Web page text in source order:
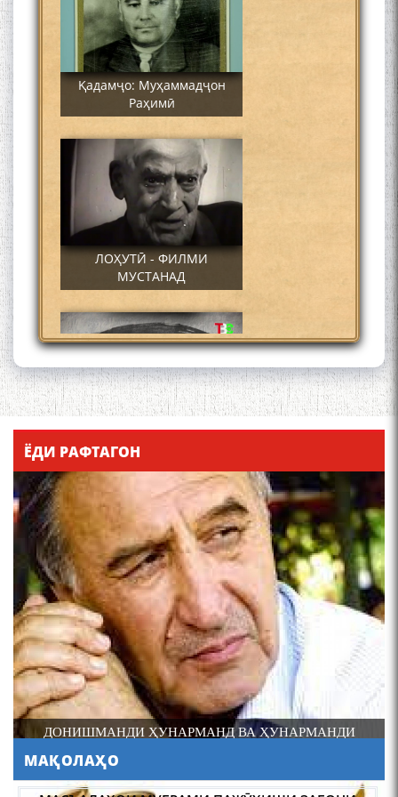
Қадамҷо: Муҳаммадҷон
Раҳимӣ
ЛОҲУТӢ - ФИЛМИ
МУСТАНАД
Қадамҷо - Лоҳутӣ
4-уми декабр- зодрӯзи
шоири абадзинда Абулқосим
Лоҳутӣ
АБУЛҚОСИМ ЛОҲУТӢ /
ЁДИ РАФТАГОН
ДОНИШМАНДИ ҲУНАРМАНД ВА ҲУНАРМАНДИ
МАҚОЛАҲО